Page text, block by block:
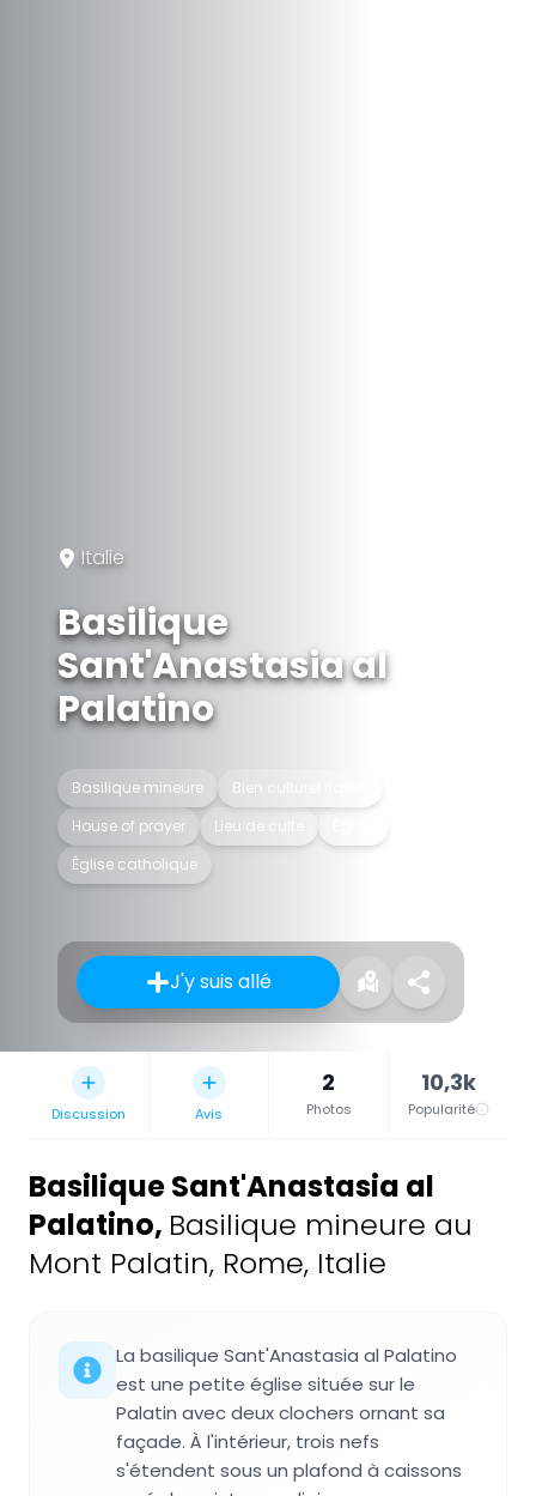
Italie
Basilique
Sant'Anastasia al
Palatino
Basilique mineure
Bien culturel italien
House of prayer
Lieu de culte
Église catholique
J'y suis allé
Discussion Avis
2
Photos
10,3k
Popularité
Basilique Sant'Anastasia al
Palatino, Basilique mineure au
Mont Palatin, Rome, Italie
La basilique Sant'Anastasia al Palatino
est une petite église située sur le
Palatin avec deux clochers ornant sa
façade. À l'intérieur, trois nefs
s'étendent sous un plafond à caissons